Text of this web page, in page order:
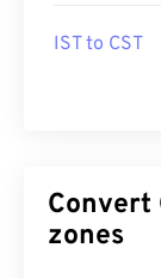
IST to CST
Convert
zones